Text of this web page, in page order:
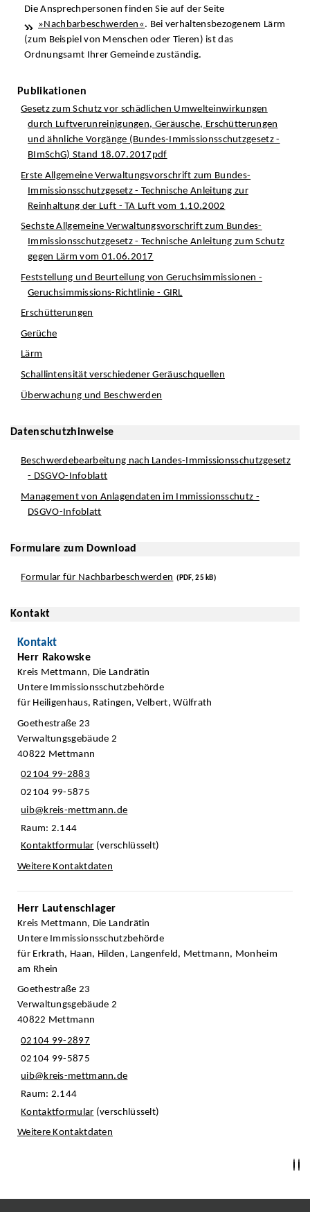
Die Ansprechpersonen finden Sie auf der Seite
»Nachbarbeschwerden«. Bei verhaltensbezogenem Lärm
(zum Beispiel von Menschen oder Tieren) ist das
Ordnungsamt Ihrer Gemeinde zuständig.
Publikationen
Gesetz zum Schutz vor schädlichen Umwelteinwirkungen
durch Luftverunreinigungen, Geräusche, Erschütterungen
und ähnliche Vorgänge (Bundes-Immissionsschutzgesetz -
BImSchG) Stand 18.07.2017pdf
Erste Allgemeine Verwaltungsvorschrift zum Bundes-
Immissionsschutzgesetz - Technische Anleitung zur
Reinhaltung der Luft - TA Luft vom 1.10.2002
Sechste Allgemeine Verwaltungsvorschrift zum Bundes-
Immissionsschutzgesetz - Technische Anleitung zum Schutz
gegen Lärm vom 01.06.2017
Feststellung und Beurteilung von Geruchsimmissionen -
Geruchsimmissions-Richtlinie - GIRL
Erschütterungen
Gerüche
Lärm
Schallintensität verschiedener Geräuschquellen
Überwachung und Beschwerden
Datenschutzhinweise
Beschwerdebearbeitung nach Landes-Immissionsschutzgesetz
- DSGVO-Infoblatt
Management von Anlagendaten im Immissionsschutz -
DSGVO-Infoblatt
Formulare zum Download
Formular für Nachbarbeschwerden (PDF, 25 kB)
Kontakt
Kontakt
Herr Rakowske
Kreis Mettmann, Die Landrätin
Untere Immissionsschutzbehörde
für Heiligenhaus, Ratingen, Velbert, Wülfrath
Goethestraße 23
Verwaltungsgebäude 2
40822 Mettmann
02104 99-2883
02104 99-5875
uib@kreis-mettmann.de
Raum: 2.144
Kontaktformular (verschlüsselt)
Weitere Kontaktdaten
Herr Lautenschlager
Kreis Mettmann, Die Landrätin
Untere Immissionsschutzbehörde
für Erkrath, Haan, Hilden, Langenfeld, Mettmann, Monheim
am Rhein
Goethestraße 23
Verwaltungsgebäude 2
40822 Mettmann
02104 99-2897
02104 99-5875
uib@kreis-mettmann.de
Raum: 2.144
Kontaktformular (verschlüsselt)
Weitere Kontaktdaten